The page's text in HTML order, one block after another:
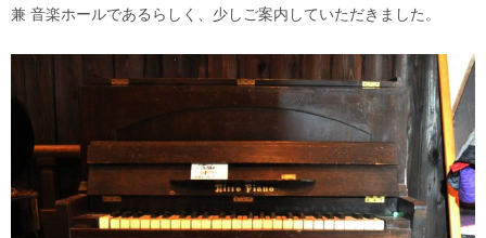
兼 音楽ホールであるらしく、少しご案内していただきました。